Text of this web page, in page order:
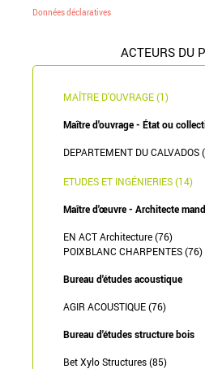
Données déclaratives
ACTEURS DU
MAÎTRE D'OUVRAGE (1)
Maître d'ouvrage - État ou
DEPARTEMENT DU CALVADOS
ETUDES ET INGÉNIERIES (14)
Maître d'œuvre - Architecte
EN ACT Architecture (76)
POIXBLANC CHARPENTES (76)
Bureau d'études acoustique
AGIR ACOUSTIQUE (76)
Bureau d'études structure bois
Bet Xylo Structures (85)